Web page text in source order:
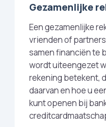
Gezamenlijke
Een gezamenlijke
vrienden of
samen financiën te
wordt uiteengezet
rekening betekent,
daarvan en hoe u
kunt openen bij